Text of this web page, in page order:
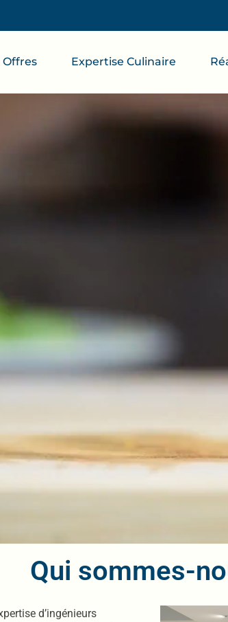
Offres Expertise Culinaire
Qui sommes-
d’ingénieurs